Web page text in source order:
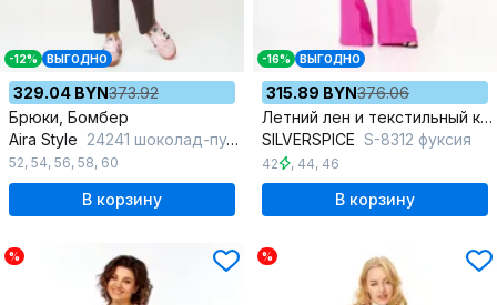
-12% ВЫГОДНО
329.04 BYN373.92
Брюки, Бомбер
Aira Style 24241 шоколад-пудра
52, 54, 56, 58, 60
В корзину
-16% ВЫГОДНО
315.89 BYN376.06
Летний лен и текстильный комплект с укороченным жилетом
SILVERSPICE S-8312 фуксия
42 , 44, 46
В корзину
% %